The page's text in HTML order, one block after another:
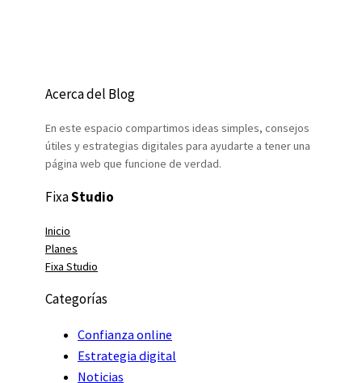
Acerca del Blog
En este espacio compartimos ideas simples, consejos
útiles y estrategias digitales para ayudarte a tener una
página web que funcione de verdad.
FixaStudio
Inicio
Planes
Fixa Studio
Categorías
Confianza online
Estrategia digital
Noticias